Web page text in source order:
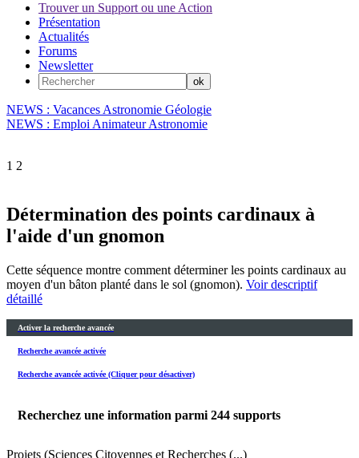
Trouver un Support ou une Action
Présentation
Actualités
Forums
Newsletter
NEWS : Vacances Astronomie Géologie
NEWS : Emploi Animateur Astronomie
1 2
Détermination des points cardinaux à
l'aide d'un gnomon
Cette séquence montre comment déterminer les points cardinaux au
moyen d'un bâton planté dans le sol (gnomon). Voir descriptif
détaillé
Activer la recherche avancée
Recherche avancée activée
Recherche avancée activée (Cliquer pour désactiver)
Recherchez une information parmi 244 supports
Projets (Sciences Citoyennes et Recherches (...)